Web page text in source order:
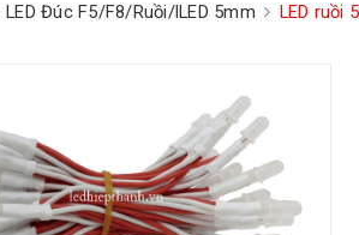
LED Đúc F5/F8/Ruồi/lLED 5mm LED ruồi